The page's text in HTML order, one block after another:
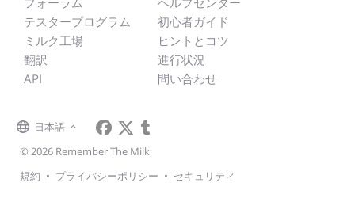
テスタープログラム
ミルク工場
翻訳
API
初心者ガイド
ヒントとコツ
進行状況
問い合わせ
日本語
© 2026 Remember The Milk
規約 • プライバシーポリシー • セキュリティ